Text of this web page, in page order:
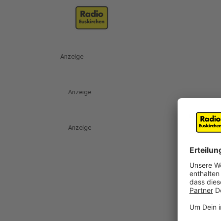
Anzeige
Anzeige
Anzeige